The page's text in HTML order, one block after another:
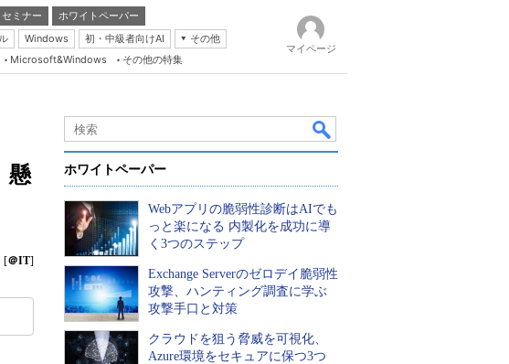
セミナー
ホワイトペーパー
Windows 初・中級者向けAI
その他
Server & Storage
Java Agile
Database Expert
Master of IP Network
Security & Trust
Test & Tools
Microsoft&Windows その他の特集
マイページ
懸
[＠IT]
ホワイトペーパー
Webアプリの脆弱性診断はAIでも
っと楽になる 内製化を成功に導
く3つのステップ
Exchange Serverのゼロデイ脆弱性
攻撃、ハンティング調査に学ぶ
攻撃手口と対策
クラウドを狙う脅威を可視化、
Azure環境をセキュアに保つ3つ